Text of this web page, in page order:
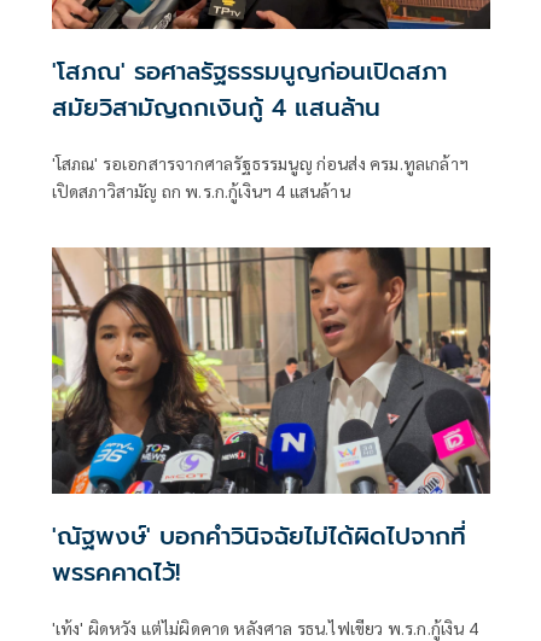
'โสภณ' รอศาลรัฐธรรมนูญก่อนเปิดสภา
สมัยวิสามัญถกเงินกู้ 4 แสนล้าน
'โสภณ' รอเอกสารจากศาลรัฐธรรมนูญ ก่อนส่ง ครม.ทูลเกล้าฯ
เปิดสภาวิสามัญ ถก พ.ร.ก.กู้เงินฯ 4 แสนล้าน
'ณัฐพงษ์' บอกคำวินิจฉัยไม่ได้ผิดไปจากที่
พรรคคาดไว้!
'เท้ง' ผิดหวัง แต่ไม่ผิดคาด หลังศาล รธน.ไฟเขียว พ.ร.ก.กู้เงิน 4